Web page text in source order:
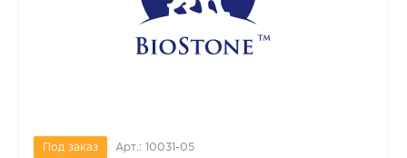
Под заказ Арт.: 10031-05